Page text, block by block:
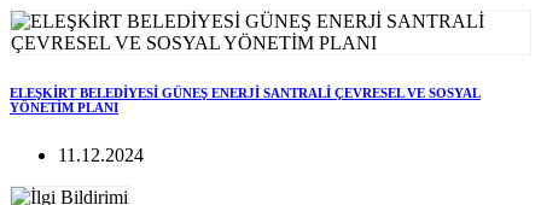
ELEŞKİRT BELEDİYESİ GÜNEŞ ENERJİ SANTRALİ ÇEVRESEL VE SOSYAL
YÖNETİM PLANI
11.12.2024